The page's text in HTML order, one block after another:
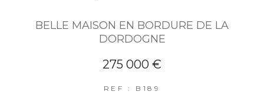
BELLE MAISON EN BORDURE DE LA
DORDOGNE
275 000 €
REF : B189